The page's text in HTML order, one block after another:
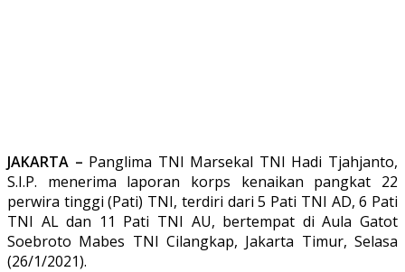
JAKARTA – Panglima TNI Marsekal TNI Hadi Tjahjanto,
S.I.P. menerima laporan korps kenaikan pangkat 22
perwira tinggi (Pati) TNI, terdiri dari 5 Pati TNI AD, 6 Pati
TNI AL dan 11 Pati TNI AU, bertempat di Aula Gatot
Soebroto Mabes TNI Cilangkap, Jakarta Timur, Selasa
(26/1/2021).